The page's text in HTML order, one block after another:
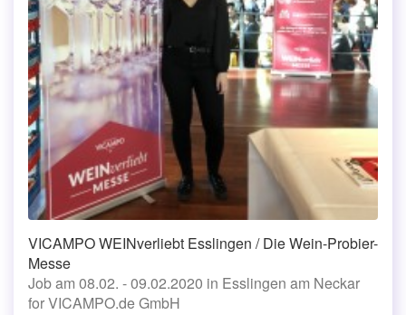
VICAMPO WEINverliebt Esslingen / Die Wein-Probier-
Messe
Job am 08.02. - 09.02.2020 in Esslingen am Neckar
for VICAMPO.de GmbH